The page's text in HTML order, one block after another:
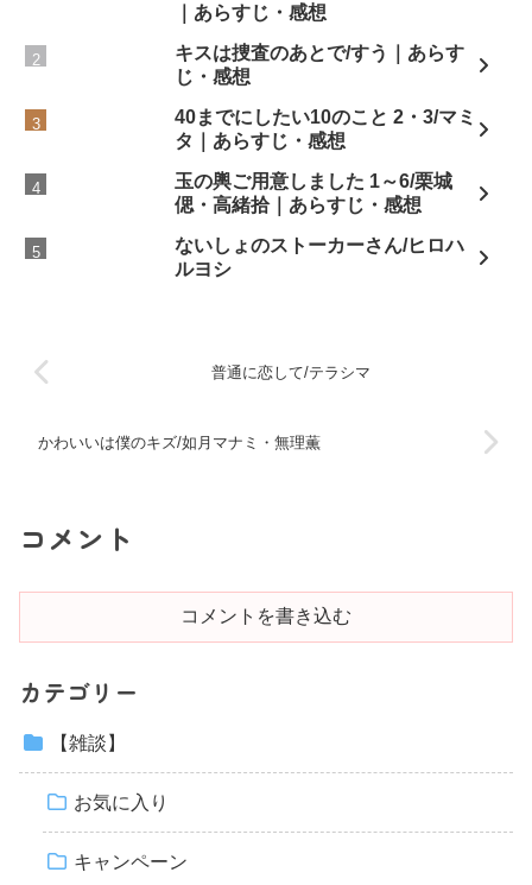
｜あらすじ・感想
キスは捜査のあとで/すう｜あらす
じ・感想
40までにしたい10のこと 2・3/マミ
タ｜あらすじ・感想
玉の輿ご用意しました 1～6/栗城
偲・高緒拾｜あらすじ・感想
ないしょのストーカーさん/ヒロハ
ルヨシ
普通に恋して/テラシマ
かわいいは僕のキズ/如月マナミ・無理薫
コメント
コメントを書き込む
カテゴリー
【雑談】
お気に入り
キャンペーン